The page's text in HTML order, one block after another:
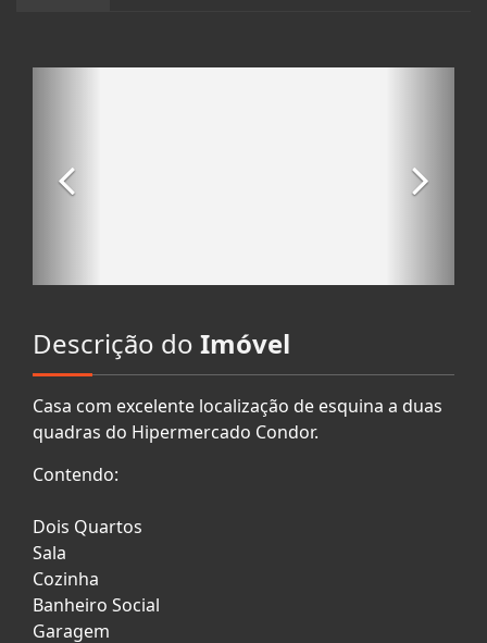
Descrição do Imóvel
Casa com excelente localização de esquina a duas
quadras do Hipermercado Condor.
Contendo:
Dois Quartos
Sala
Cozinha
Banheiro Social
Garagem